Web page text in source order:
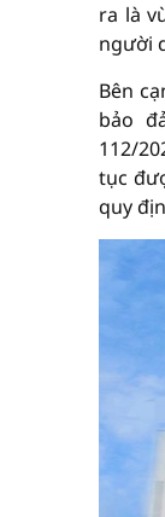
ra là
người
Bên
bảo
112/
tục
quy